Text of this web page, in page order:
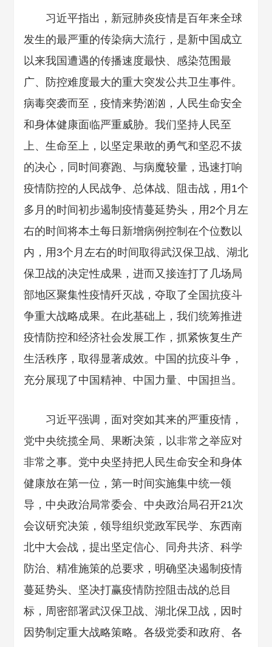
习近平指出，新冠肺炎疫情是百年来全球
发生的最严重的传染病大流行，是新中国成立
以来我国遭遇的传播速度最快、感染范围最
广、防控难度最大的重大突发公共卫生事件。
病毒突袭而至，疫情来势汹汹，人民生命安全
和身体健康面临严重威胁。我们坚持人民至
上、生命至上，以坚定果敢的勇气和坚忍不拔
的决心，同时间赛跑、与病魔较量，迅速打响
疫情防控的人民战争、总体战、阻击战，用1个
多月的时间初步遏制疫情蔓延势头，用2个月左
右的时间将本土每日新增病例控制在个位数以
内，用3个月左右的时间取得武汉保卫战、湖北
保卫战的决定性成果，进而又接连打了几场局
部地区聚集性疫情歼灭战，夺取了全国抗疫斗
争重大战略成果。在此基础上，我们统筹推进
疫情防控和经济社会发展工作，抓紧恢复生产
生活秩序，取得显著成效。中国的抗疫斗争，
充分展现了中国精神、中国力量、中国担当。
习近平强调，面对突如其来的严重疫情，
党中央统揽全局、果断决策，以非常之举应对
非常之事。党中央坚持把人民生命安全和身体
健康放在第一位，第一时间实施集中统一领
导，中央政治局常委会、中央政治局召开21次
会议研究决策，领导组织党政军民学、东西南
北中大会战，提出坚定信心、同舟共济、科学
防治、精准施策的总要求，明确坚决遏制疫情
蔓延势头、坚决打赢疫情防控阻击战的总目
标，周密部署武汉保卫战、湖北保卫战，因时
因势制定重大战略策略。各级党委和政府、各